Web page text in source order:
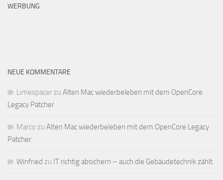
WERBUNG
NEUE KOMMENTARE
Limespacerzu Alten Mac wiederbeleben mit dem OpenCore
Legacy Patcher
Marco zu Alten Mac wiederbeleben mit dem OpenCore Legacy
Patcher
Winfried zu IT richtig absichern – auch die Gebäudetechnik zählt